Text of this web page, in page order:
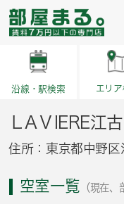
沿線・駅検索 エリ
ＬAＶIERE江
住所：東京都中野
空室一覧 （現在